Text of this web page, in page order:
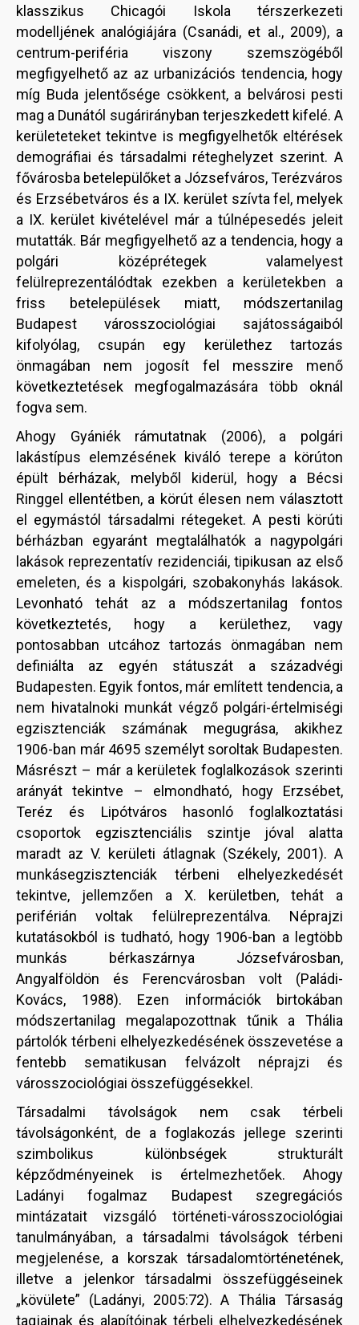
klasszikus Chicagói Iskola térszerkezeti
modelljének analógiájára (Csanádi, et al., 2009), a
centrum-periféria viszony szemszögéből
megfigyelhető az az urbanizációs tendencia, hogy
míg Buda jelentősége csökkent, a belvárosi pesti
mag a Dunától sugárirányban terjeszkedett kifelé. A
kerületeteket tekintve is megfigyelhetők eltérések
demográfiai és társadalmi réteghelyzet szerint. A
fővárosba betelepülőket a Józsefváros, Terézváros
és Erzsébetváros és a IX. kerület szívta fel, melyek
a IX. kerület kivételével már a túlnépesedés jeleit
mutatták. Bár megfigyelhető az a tendencia, hogy a
polgári középrétegek valamelyest
felülreprezentálódtak ezekben a kerületekben a
friss betelepülések miatt, módszertanilag
Budapest városszociológiai sajátosságaiból
kifolyólag, csupán egy kerülethez tartozás
önmagában nem jogosít fel messzire menő
következtetések megfogalmazására több oknál
fogva sem.
Ahogy Gyániék rámutatnak (2006), a polgári
lakástípus elemzésének kiváló terepe a körúton
épült bérházak, melyből kiderül, hogy a Bécsi
Ringgel ellentétben, a körút élesen nem választott
el egymástól társadalmi rétegeket. A pesti körúti
bérházban egyaránt megtalálhatók a nagypolgári
lakások reprezentatív rezidenciái, tipikusan az első
emeleten, és a kispolgári, szobakonyhás lakások.
Levonható tehát az a módszertanilag fontos
következtetés, hogy a kerülethez, vagy
pontosabban utcához tartozás önmagában nem
definiálta az egyén státuszát a századvégi
Budapesten. Egyik fontos, már említett tendencia, a
nem hivatalnoki munkát végző polgári-értelmiségi
egzisztenciák számának megugrása, akikhez
1906-ban már 4695 személyt soroltak Budapesten.
Másrészt – már a kerületek foglalkozások szerinti
arányát tekintve – elmondható, hogy Erzsébet,
Teréz és Lipótváros hasonló foglalkoztatási
csoportok egzisztenciális szintje jóval alatta
maradt az V. kerületi átlagnak (Székely, 2001). A
munkásegzisztenciák térbeni elhelyezkedését
tekintve, jellemzően a X. kerületben, tehát a
periférián voltak felülreprezentálva. Néprajzi
kutatásokból is tudható, hogy 1906-ban a legtöbb
munkás bérkaszárnya Józsefvárosban,
Angyalföldön és Ferencvárosban volt (Paládi-
Kovács, 1988). Ezen információk birtokában
módszertanilag megalapozottnak tűnik a Thália
pártolók térbeni elhelyezkedésének összevetése a
fentebb sematikusan felvázolt néprajzi és
városszociológiai összefüggésekkel.
Társadalmi távolságok nem csak térbeli
távolságonként, de a foglakozás jellege szerinti
szimbolikus különbségek strukturált
képződményeinek is értelmezhetőek. Ahogy
Ladányi fogalmaz Budapest szegregációs
mintázatait vizsgáló történeti-városszociológiai
tanulmányában, a társadalmi távolságok térbeni
megjelenése, a korszak társadalomtörténetének,
illetve a jelenkor társadalmi összefüggéseinek
„kövülete” (Ladányi, 2005:72). A Thália Társaság
tagjainak és alapítóinak térbeli elhelyezkedésének